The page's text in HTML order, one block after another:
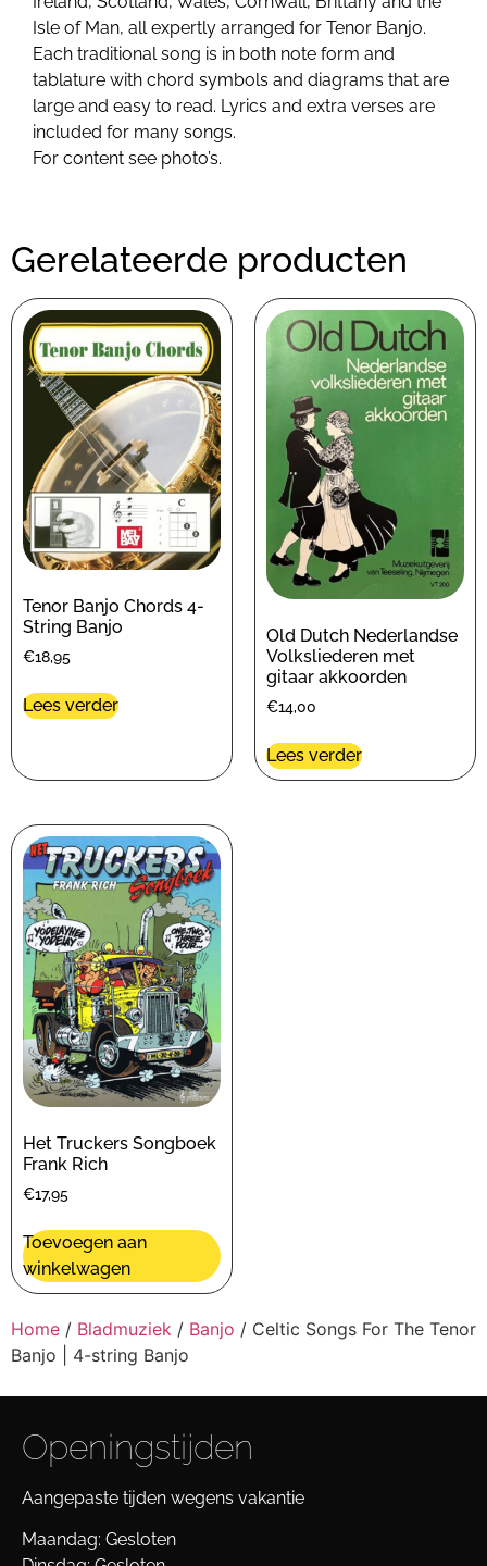
Isle of Man, all expertly arranged for Tenor Banjo.
Each traditional song is in both note form and
tablature with chord symbols and diagrams that are
large and easy to read. Lyrics and extra verses are
included for many songs.
For content see photo’s.
Gerelateerde producten
Tenor Banjo Chords 4-
String Banjo
€18,95
Lees verder
Old Dutch Nederlandse
Volksliederen met
gitaar akkoorden
€14,00
Lees verder
Het Truckers Songboek
Frank Rich
€17,95
Toevoegen aan
winkelwagen
Home / Bladmuziek / Banjo / Celtic Songs For The Tenor
Banjo | 4-string Banjo
Openingstijden
Aangepaste tijden wegens vakantie
Maandag: Gesloten